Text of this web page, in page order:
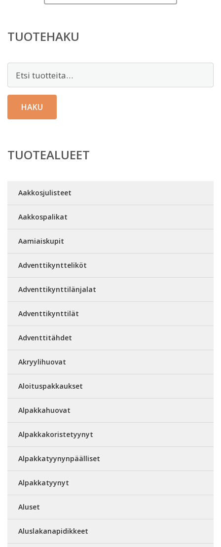
TUOTEHAKU
HAKU
TUOTEALUEET
Aakkosjulisteet
Aakkospalikat
Aamiaiskupit
Adventtikyntteliköt
Adventtikynttilänjalat
Adventtikynttilät
Adventtitähdet
Akryylihuovat
Aloituspakkaukset
Alpakkahuovat
Alpakkakoristetyynyt
Alpakkatyynynpäälliset
Alpakkatyynyt
Aluset
Aluslakanapidikkeet